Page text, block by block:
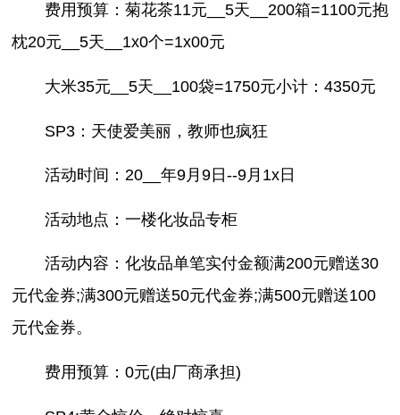
费用预算：菊花茶11元__5天__200箱=1100元抱
枕20元__5天__1x0个=1x00元
大米35元__5天__100袋=1750元小计：4350元
SP3：天使爱美丽，教师也疯狂
活动时间：20__年9月9日--9月1x日
活动地点：一楼化妆品专柜
活动内容：化妆品单笔实付金额满200元赠送30
元代金券;满300元赠送50元代金券;满500元赠送100
元代金券。
费用预算：0元(由厂商承担)